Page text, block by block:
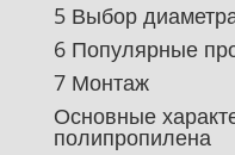
5 Выбор
6 Популярные
7 Монтаж
Основные
полипропилена